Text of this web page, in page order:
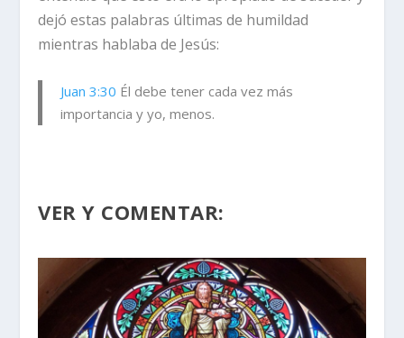
dejó estas palabras últimas de humildad
mientras hablaba de Jesús:
Juan 3:30 Él debe tener cada vez más
importancia y yo, menos.
VER Y COMENTAR: